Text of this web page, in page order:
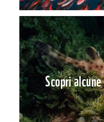
Scopri